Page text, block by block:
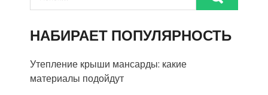
НАБИРАЕТ ПОПУЛЯРНОСТЬ
Утепление крыши мансарды: какие
материалы подойдут